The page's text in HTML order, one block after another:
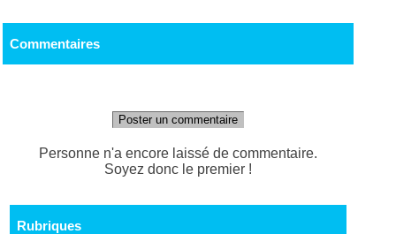
Commentaires
Poster un commentaire
Personne n'a encore laissé de commentaire.
Soyez donc le premier !
Rubriques